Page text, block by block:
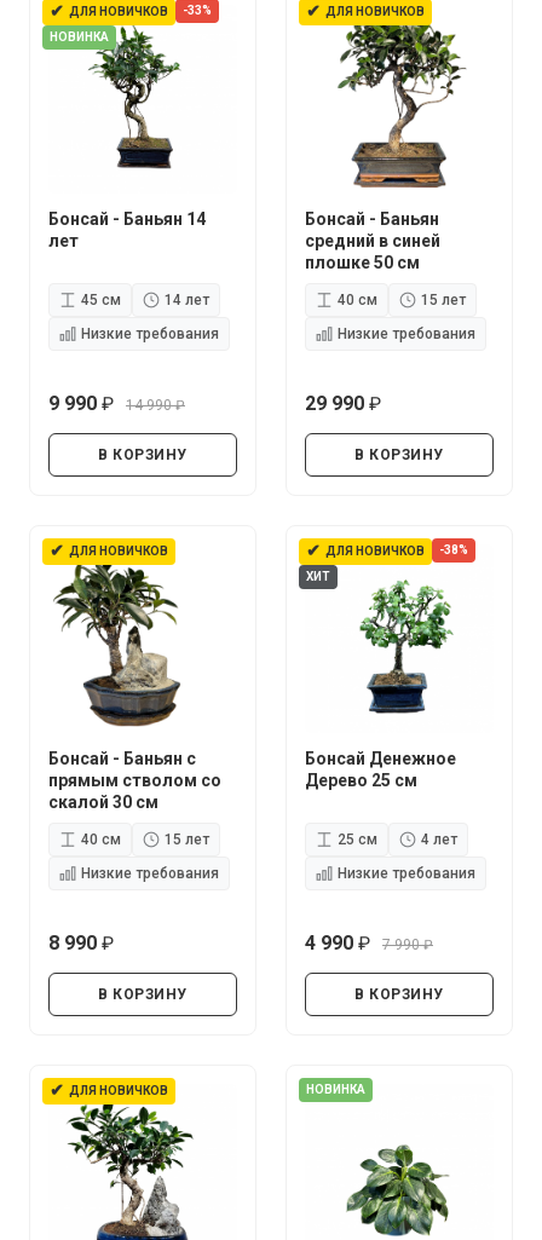
✔ ДЛЯ НОВИЧКОВ
-33%
НОВИНКА
Бонсай - Баньян 14
лет
45 см
14 лет
Низкие требования
9 990
14 990
В КОРЗИНУ
✔ ДЛЯ НОВИЧКОВ
Бонсай - Баньян
средний в синей
плошке 50 см
40 см
15 лет
Низкие требования
29 990
В КОРЗИНУ
✔ ДЛЯ НОВИЧКОВ
Бонсай - Баньян с
прямым стволом со
скалой 30 см
40 см
15 лет
Низкие требования
8 990
В КОРЗИНУ
✔ ДЛЯ НОВИЧКОВ
-38%
ХИТ
Бонсай Денежное
Дерево 25 см
25 см
4 лет
Низкие требования
4 990
7 990
В КОРЗИНУ
✔ ДЛЯ НОВИЧКОВ НОВИНКА